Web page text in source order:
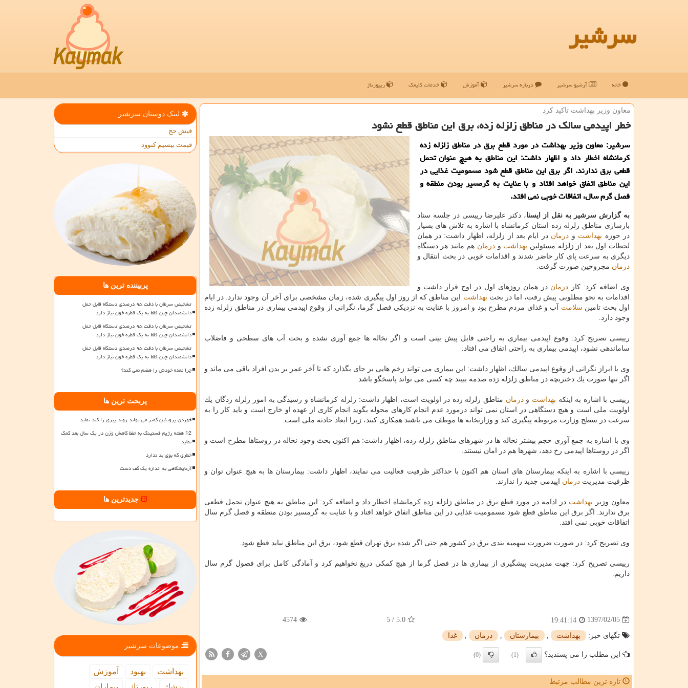
سرشیر
خانه آرشیو سرشیر درباره سرشیر آموزش خدمات کایمک ریپورتاژ
معاون وزیر بهداشت تاكید كرد
خطر اپیدمی سالك در مناطق زلزله زده، برق این مناطق قطع نشود
سرشیر: معاون وزیر بهداشت در مورد قطع برق در مناطق زلزله زده
كرمانشاه اخطار داد و اظهار داشت: این مناطق به هیچ عنوان تحمل
قطعی برق ندارند. اگر برق این مناطق قطع شود مسمومیت غذایی در
این مناطق اتفاق خواهد افتاد و با عنایت به گرمسیر بودن منطقه و
فصل گرم سال، اتفاقات خوبی نمی افتد.
به گزارش سرشیر به نقل از ایسنا، دكتر علیرضا رییسی در جلسه ستاد
بازسازی مناطق زلزله زده استان كرمانشاه با اشاره به تلاش های بسیار
در حوزه بهداشت و درمان در ایام بعد از زلزله، اظهار داشت: در همان
لحظات اول بعد از زلزله مسئولین بهداشت و درمان هم مانند هر دستگاه
دیگری به سرعت پای كار حاضر شدند و اقدامات خوبی در بحث انتقال و
درمان مجروحین صورت گرفت.
وی اضافه كرد: كار درمان در همان روزهای اول در اوج قرار داشت و
اقدامات به نحو مطلوبی پیش رفت، اما در بحث بهداشت این مناطق كه از روز اول پیگیری شده، زمان مشخصی برای آخر آن وجود ندارد. در ایام
اول بحث تامین سلامت آب و غذای مردم مطرح بود و امروز با عنایت به نزدیكی فصل گرما، نگرانی از وقوع اپیدمی بیماری در مناطق زلزله زده
وجود دارد.
رییسی تصریح كرد: وقوع اپیدمی بیماری به راحتی قابل پیش بینی است و اگر نخاله ها جمع آوری نشده و بحث آب های سطحی و فاضلاب
ساماندهی نشود، اپیدمی بیماری به راحتی اتفاق می افتاد.
وی با ابراز نگرانی از وقوع اپیدمی سالك، اظهار داشت: این بیماری می تواند زخم هایی بر جای بگذارد كه تا آخر عمر بر بدن افراد باقی می ماند و
اگر تنها صورت یك دختربچه در مناطق زلزله زده صدمه ببیند چه كسی می تواند پاسخگو باشد.
رییسی با اشاره به اینكه بهداشت ودرمان مناطق زلزله زده در اولویت است، اظهار داشت: زلزله كرمانشاه و رسیدگی به امور زلزله زدگان یك
اولویت ملی است و هیچ دستگاهی در استان نمی تواند درمورد عدم انجام كارهای محوله بگوید انجام كاری از عهده او خارج است و باید كار را به
سرعت در سطح وزارت مربوطه پیگیری كند و وزارتخانه ها موظف می باشند همكاری كنند، زیرا ابعاد حادثه ملی است.
وی با اشاره به جمع آوری حجم بیشتر نخاله ها در شهرهای مناطق زلزله زده، اظهار داشت: هم اكنون بحث وجود نخاله در روستاها مطرح است و
اگر در روستاها اپیدمی رخ دهد، شهرها هم در امان نیستند.
رییسی با اشاره به اینكه بیمارستان های استان هم اكنون با حداكثر ظرفیت فعالیت می نمایند، اظهار داشت: بیمارستان ها به هیچ عنوان توان و
ظرفیت مدیریت درمان اپیدمی جدید را ندارند.
معاون وزیر بهداشت در ادامه در مورد قطع برق در مناطق زلزله زده كرمانشاه اخطار داد و اضافه كرد: این مناطق به هیچ عنوان تحمل قطعی
برق ندارند. اگر برق این مناطق قطع شود مسمومیت غذایی در این مناطق اتفاق خواهد افتاد و با عنایت به گرمسیر بودن منطقه و فصل گرم سال
اتفاقات خوبی نمی افتد.
وی تصریح كرد: در صورت ضرورت سهمیه بندی برق در كشور هم حتی اگر شده برق تهران قطع شود، برق این مناطق نباید قطع شود.
رییسی تصریح كرد: جهت مدیریت پیشگیری از بیماری ها در فصل گرما از هیچ كمكی دریغ نخواهیم كرد و آمادگی كامل برای فصول گرم سال
داریم.
1397/02/05
19:41:14
5.0
/
5
4574
تگهای خبر: بهداشت بیمارستان درمان غذا
این مطلب را می پسندید؟ (1)
(0)
X
تازه ترین مطالب مرتبط
لینک دوستان سرشیر
فیش حج
قیمت بیسیم کنوود
پربیننده ترین ها
تشخیص سرطان با دقت ۹۵ درصدی دستگاه قابل حمل
دانشمندان چین فقط به یک قطره خون نیاز دارد
تشخیص سرطان با دقت ۹۵ درصدی دستگاه قابل حمل
دانشمندان چین فقط به یک قطره خون نیاز دارد
تشخیص سرطان با دقت ۹۵ درصدی دستگاه قابل حمل
دانشمندان چین فقط به یک قطره خون نیاز دارد
چرا معده خودش را هضم نمی کند؟
پربحث ترین ها
خوردن پروتئین کمتر می تواند روند پیری را کند نماید
12 هفته رژیم فستینگ به حفظ کاهش وزن در یک سال بعد کمک
نماید
خطری که بوی بد ندارد
آزمایشگاهی به اندازه یک کف دست
جدیدترین ها
موضوعات سرشیر
بهداشت بهبود
آموزش